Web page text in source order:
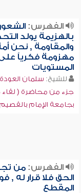
الفهرس:الشعور
بالهزيمة يولد
والمقاومة , نحن
مهزومة فكرياً
المستويات
للشيخ: سلمان العودة
جزء من محاضرة ( لقاء
بجامعة الإمام
الفهرس:من
الحق فلا قرار له ,
المقطع